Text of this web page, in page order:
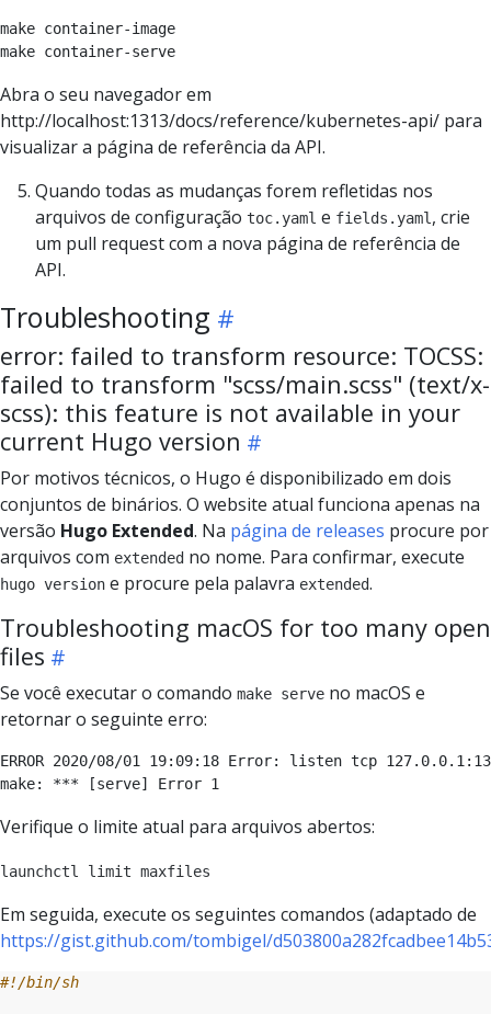
make container-image
Abra o seu navegador em
http://localhost:1313/docs/reference/kubernetes-api/ para
visualizar a página de referência da API.
Quando todas as mudanças forem refletidas nos
arquivos de configuração toc.yaml e fields.yaml , crie
um pull request com a nova página de referência de
API.
Troubleshooting
error: failed to transform resource: TOCSS:
failed to transform "scss/main.scss" (text/x-
scss): this feature is not available in your
current Hugo version
Por motivos técnicos, o Hugo é disponibilizado em dois
conjuntos de binários. O website atual funciona apenas na
versão Hugo Extended. Na página de releases procure por
arquivos com extended no nome. Para confirmar, execute
hugo version e procure pela palavra extended.
Troubleshooting macOS for too many open
files
Se você executar o comando make serve no macOS e
retornar o seguinte erro:
ERROR 2020/08/01 19:09:18 Error: listen tcp
Verifique o limite atual para arquivos abertos:
launchctl limit maxfiles
Em seguida, execute os seguintes comandos (adaptado de
https://gist.github.com/tombigel/